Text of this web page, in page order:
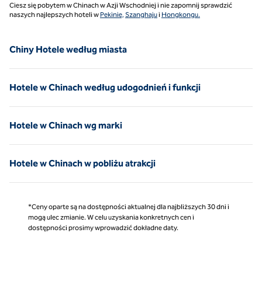
Ciesz się pobytem w Chinach w Azji Wschodniej i nie zapomnij sprawdzić
naszych najlepszych hoteli w Pekinie, Szanghajui Hongkongu.
Chiny Hotele według miasta
Hotele w Chinach według udogodnień i funkcji
Hotele w Chinach wg marki
Hotele w Chinach w pobliżu atrakcji
*Ceny oparte są na dostępności aktualnej dla najbliższych 30 dni i
mogą ulec zmianie. W celu uzyskania konkretnych cen i
dostępności prosimy wprowadzić dokładne daty.